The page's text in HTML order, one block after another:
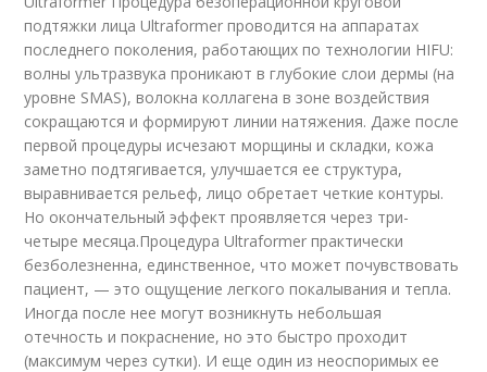
подтяжки лица Ultraformer проводится на аппаратах
последнего поколения, работающих по технологии HIFU:
волны ультразвука проникают в глубокие слои дермы (на
уровне SMAS), волокна коллагена в зоне воздействия
сокращаются и формируют линии натяжения. Даже после
первой процедуры исчезают морщины и складки, кожа
заметно подтягивается, улучшается ее структура,
выравнивается рельеф, лицо обретает четкие контуры.
Но окончательный эффект проявляется через три-
четыре месяца.Процедура Ultraformer практически
безболезненна, единственное, что может почувствовать
пациент, — это ощущение легкого покалывания и тепла.
Иногда после нее могут возникнуть небольшая
отечность и покраснение, но это быстро проходит
(максимум через сутки). И еще один из неоспоримых ее